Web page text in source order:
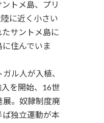
トメ島、プリ
に近く小さい
サントメ島に
住んでいま
ル人が入植、
を開始、16世
。奴隷制度廃
独立運動が本